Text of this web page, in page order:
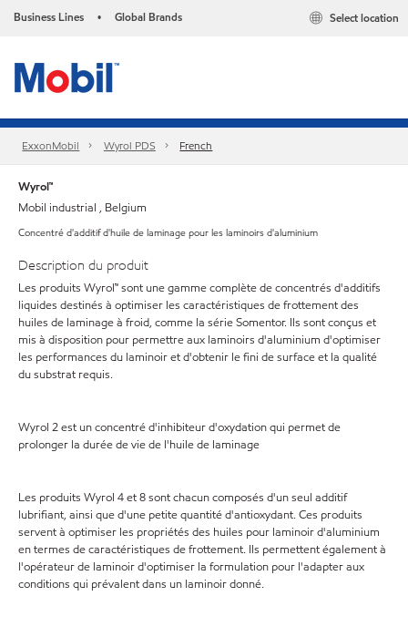
Business Lines • Global Brands Select location
ExxonMobil Wyrol PDS French
Wyrol™
Mobil industrial , Belgium
Concentré d'additif d'huile de laminage pour les laminoirs d'aluminium
Description du produit
Les produits Wyrol™ sont une gamme complète de concentrés d'additifs
liquides destinés à optimiser les caractéristiques de frottement des
huiles de laminage à froid, comme la série Somentor. Ils sont conçus et
mis à disposition pour permettre aux laminoirs d'aluminium d'optimiser
les performances du laminoir et d'obtenir le fini de surface et la qualité
du substrat requis.
Wyrol 2 est un concentré d'inhibiteur d'oxydation qui permet de
prolonger la durée de vie de l'huile de laminage
Les produits Wyrol 4 et 8 sont chacun composés d'un seul additif
lubrifiant, ainsi que d'une petite quantité d'antioxydant. Ces produits
servent à optimiser les propriétés des huiles pour laminoir d'aluminium
en termes de caractéristiques de frottement. Ils permettent également à
l'opérateur de laminoir d'optimiser la formulation pour l'adapter aux
conditions qui prévalent dans un laminoir donné.